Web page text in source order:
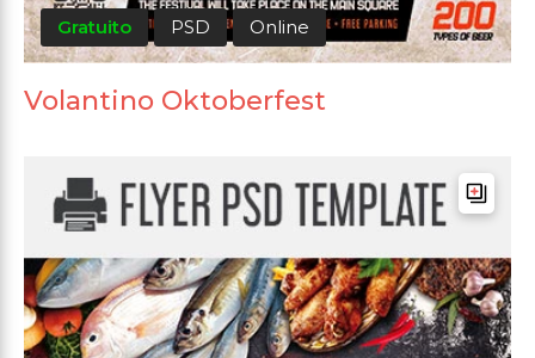
Gratuito PSD Online
Volantino Oktoberfest